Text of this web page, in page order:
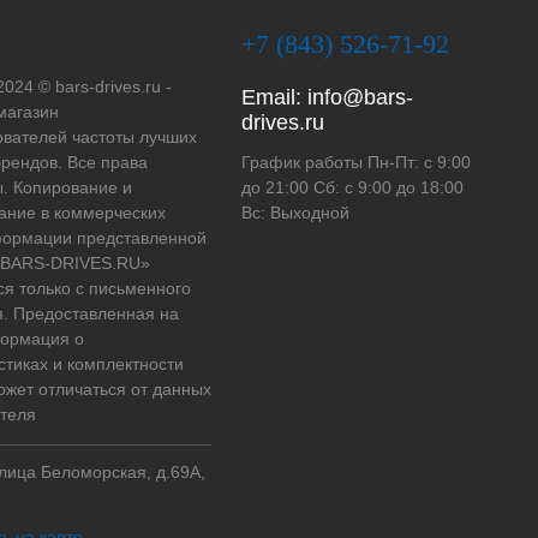
© bars-drives.ru -
частоты лучших
Все права
Копирование и
в коммерческих
представленной
DRIVES.RU»
только с письменного
Предоставленная на
о
и комплектности
отличаться от данных
Беломорская, д.69А,
+7 (843) 526-71-92
Email: info@bars-
drives.ru
График работы Пн-Пт: с 9:00
до 21:00 Сб: с 9:00 до 18:00
Вс: Выходной